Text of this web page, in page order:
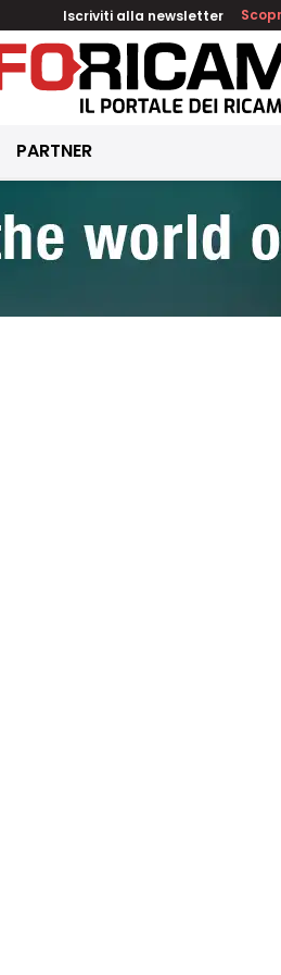
Iscriviti alla newsletter
PARTNER